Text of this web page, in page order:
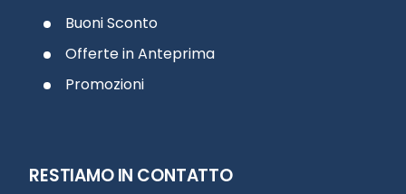
Buoni Sconto
Offerte in Anteprima
Promozioni
RESTIAMO IN CONTATTO